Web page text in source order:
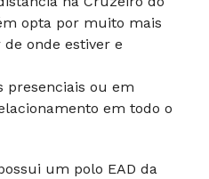
opta por muito mais
onde estiver e
presenciais ou em
em todo o
um polo EAD da